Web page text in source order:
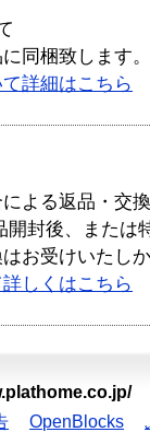
同梱致します。
詳細はこちら
よる返品・交
開封後、または
お受けいたし
しくはこちら
OpenBlocks